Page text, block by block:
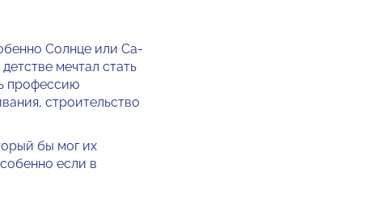
Солнце или Са­
мечтал стать
профессию
строитель­ство
бы мог их
если в